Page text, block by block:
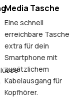
Media Tasche
Eine schnell
erreichbare Tasche
extra für dein
Smartphone mit
zusätzlichem
Kabelausgang für
Kopfhörer.